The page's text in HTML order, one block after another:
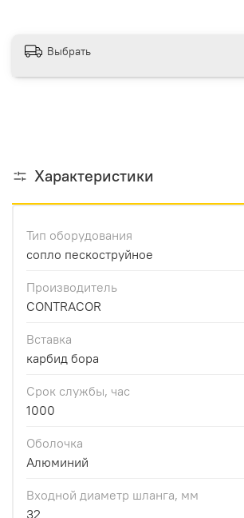
Выбрать
Характеристики
Тип оборудования
сопло пескоструйное
Производитель
CONTRACOR
Вставка
карбид бора
Срок службы, час
1000
Оболочка
Алюминий
Входной диаметр шланга, мм
32